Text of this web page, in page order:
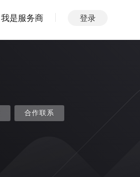
我是服务商 登录
合作联系